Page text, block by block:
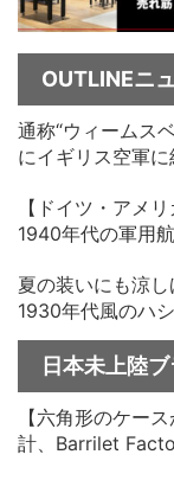
OUTLINEニ
通称“ウィームス
にイギリス空軍
【ドイツ・アメ
1940年代の軍用
夏の装いにも涼
1930年代風のハ
no.33】
日本未上陸
【六角形のケー
計、Barrilet